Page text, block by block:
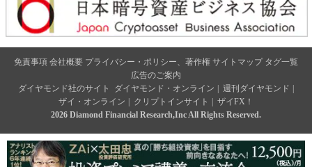
免責事項 会社概要 プライバシー・ポリシー、著作権 サイトマップ タグ一覧
広告のご案内
ダイヤモンド社のサイト
ダイヤモンド・オンライン 週刊ダイヤモンド
ザイ・オンライン
クリプトインサイト
ザイFX！
2026 Diamond Financial Research,Inc All Rights Reserved.